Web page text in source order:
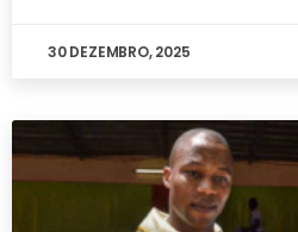
30 DEZEMBRO, 2025